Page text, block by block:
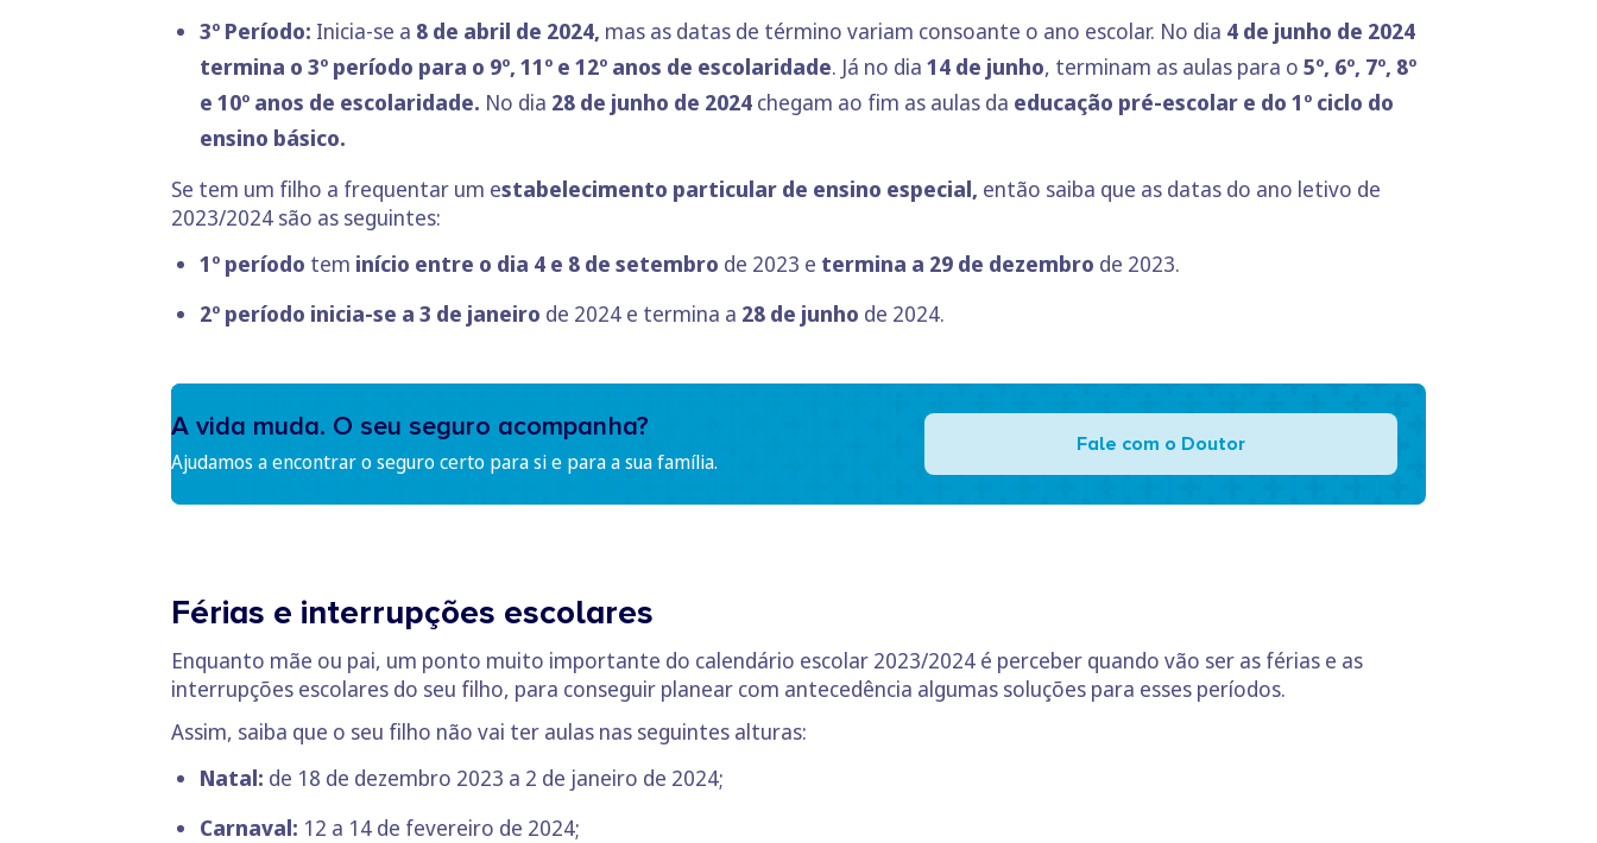
3º Período: Inicia-se a 8 de abril de 2024, mas as datas de término variam consoante o ano escolar. No dia 4 de junho de 2024
termina o 3º período para o 9º, 11º e 12º anos de escolaridade. Já no dia 14 de junho, terminam as aulas para o 5º, 6º, 7º, 8º
e 10º anos de escolaridade. No dia 28 de junho de 2024 chegam ao fim as aulas da educação pré-escolar e do 1º ciclo do
ensino básico.
Se tem um filho a frequentar um estabelecimento particular de ensino especial, então saiba que as datas do ano letivo de
2023/2024 são as seguintes:
1º período tem início entre o dia 4 e 8 de setembro de 2023 e termina a 29 de dezembro de 2023.
2º período inicia-se a 3 de janeiro de 2024 e termina a 28 de junho de 2024.
A vida muda. O seu seguro acompanha?
Ajudamos a encontrar o seguro certo para si e para a sua família.
Fale com o Doutor
Férias e interrupções escolares
Enquanto mãe ou pai, um ponto muito importante do calendário escolar 2023/2024 é perceber quando vão ser as férias e as
interrupções escolares do seu filho, para conseguir planear com antecedência algumas soluções para esses períodos.
Assim, saiba que o seu filho não vai ter aulas nas seguintes alturas:
Natal: de 18 de dezembro 2023 a 2 de janeiro de 2024;
Carnaval: 12 a 14 de fevereiro de 2024;